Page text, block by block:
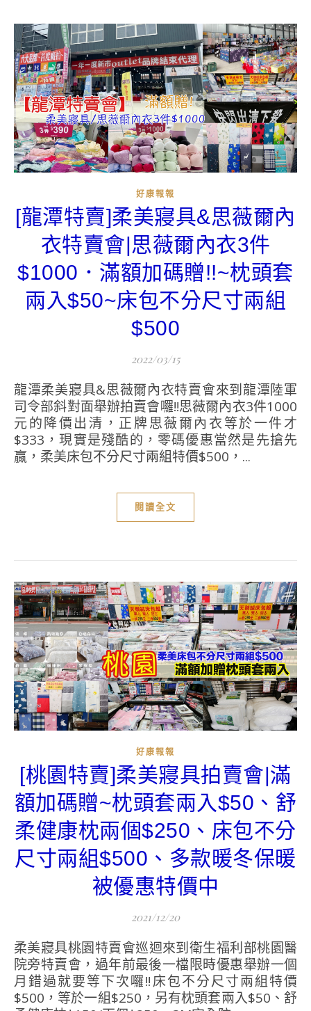
好康報報
[龍潭特賣]柔美寢具&思薇爾內
衣特賣會|思薇爾內衣3件
$1000．滿額加碼贈!!~枕頭套
兩入$50~床包不分尺寸兩組
$500
2022/03/15
龍潭柔美寢具&思薇爾內衣特賣會來到龍潭陸軍
司令部斜對面舉辦拍賣會囉!!思薇爾內衣3件1000
元的降價出清，正牌思薇爾內衣等於一件才
$333，現實是殘酷的，零碼優惠當然是先搶先
贏，柔美床包不分尺寸兩組特價$500，...
閱讀全文
好康報報
[桃園特賣]柔美寢具拍賣會|滿
額加碼贈~枕頭套兩入$50、舒
柔健康枕兩個$250、床包不分
尺寸兩組$500、多款暖冬保暖
被優惠特價中
2021/12/20
柔美寢具桃園特賣會巡迴來到衛生福利部桃園醫
院旁特賣會，過年前最後一檔限時優惠舉辦一個
月錯過就要等下次囉!!床包不分尺寸兩組特價
$500，等於一組$250，另有枕頭套兩入$50、舒